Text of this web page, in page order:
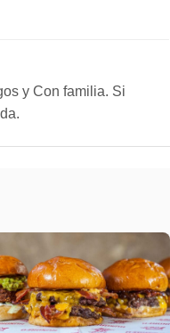
y Con familia. Si